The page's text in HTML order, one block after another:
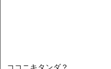
ココニキタンダ？